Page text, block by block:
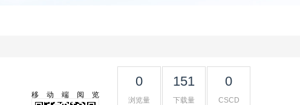
移动端阅览
0
浏览量
151
下载量
0
CSCD